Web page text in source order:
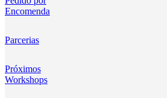
Kingma
Encomenda
Parcerias
Próximos
Workshops